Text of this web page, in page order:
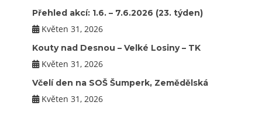
Přehled akcí: 1.6. – 7.6.2026 (23. týden)
Květen 31, 2026
Kouty nad Desnou – Velké Losiny – TK
Květen 31, 2026
Včelí den na SOŠ Šumperk, Zemědělská
Květen 31, 2026